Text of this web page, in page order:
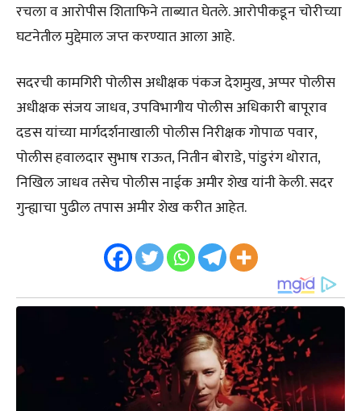
रचला व आरोपीस शिताफिने ताब्यात घेतले. आरोपीकडून चोरीच्या
घटनेतील मुद्देमाल जप्त करण्यात आला आहे.
सदरची कामगिरी पोलीस अधीक्षक पंकज देशमुख, अप्पर पोलीस
अधीक्षक संजय जाधव, उपविभागीय पोलीस अधिकारी बापूराव
दडस यांच्या मार्गदर्शनाखाली पोलीस निरीक्षक गोपाळ पवार,
पोलीस हवालदार सुभाष राऊत, नितीन बोराडे, पांडुरंग थोरात,
निखिल जाधव तसेच पोलीस नाईक अमीर शेख यांनी केली. सदर
गुन्ह्याचा पुढील तपास अमीर शेख करीत आहेत.